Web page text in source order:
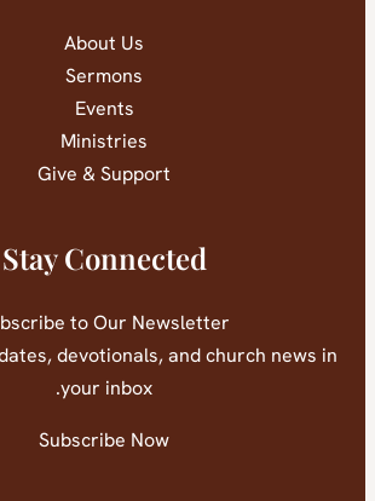
About Us
Sermons
Events
Ministries
Give & Support
Stay Connected
to Our Newsletter
devotionals, and church news in
your inbox.
Subscribe Now